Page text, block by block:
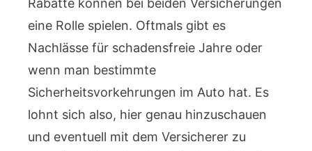
Rabatte können bei beiden Versicherungen
eine Rolle spielen. Oftmals gibt es
Nachlässe für schadensfreie Jahre oder
wenn man bestimmte
Sicherheitsvorkehrungen im Auto hat. Es
lohnt sich also, hier genau hinzuschauen
und eventuell mit dem Versicherer zu